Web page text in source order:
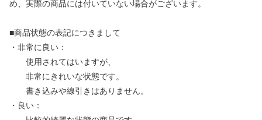
め、実際の商品には付いていない場合がございます。
■商品状態の表記につきまして
・非常に良い：
使用されてはいますが、
非常にきれいな状態です。
書き込みや線引きはありません。
・良い：